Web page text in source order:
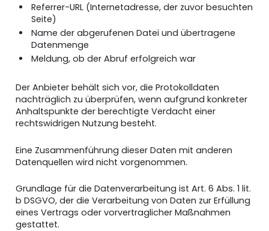
Referrer-URL (Internetadresse, der zuvor besuchten
Seite)
Name der abgerufenen Datei und übertragene
Datenmenge
Meldung, ob der Abruf erfolgreich war
Der Anbieter behält sich vor, die Protokolldaten
nachträglich zu überprüfen, wenn aufgrund konkreter
Anhaltspunkte der berechtigte Verdacht einer
rechtswidrigen Nutzung besteht.
Eine Zusammenführung dieser Daten mit anderen
Datenquellen wird nicht vorgenommen.
Grundlage für die Datenverarbeitung ist Art. 6 Abs. 1 lit.
b DSGVO, der die Verarbeitung von Daten zur Erfüllung
eines Vertrags oder vorvertraglicher Maßnahmen
gestattet.